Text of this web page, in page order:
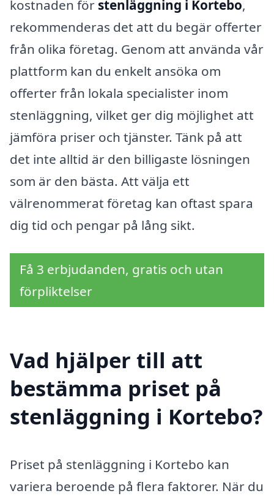
kostnaden för stenläggning i Kortebo,
rekommenderas det att du begär offerter
från olika företag. Genom att använda vår
plattform kan du enkelt ansöka om
offerter från lokala specialister inom
stenläggning, vilket ger dig möjlighet att
jämföra priser och tjänster. Tänk på att
det inte alltid är den billigaste lösningen
som är den bästa. Att välja ett
välrenommerat företag kan oftast spara
dig tid och pengar på lång sikt.
Få 3 erbjudanden, gratis och utan
förpliktelser
Vad hjälper till att
bestämma priset på
stenläggning i Kortebo?
Priset på stenläggning i Kortebo kan
variera beroende på flera faktorer. När du